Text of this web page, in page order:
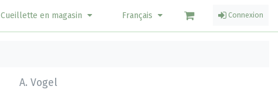
Cueillette en magasin Français Connexion
A. Vogel